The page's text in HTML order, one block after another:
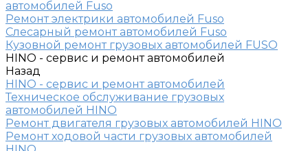
автомобилей Fuso
Ремонт электрики автомобилей Fuso
Слесарный ремонт автомобилей Fuso
Кузовной ремонт грузовых автомобилей FUSO
HINO - сервис и ремонт автомобилей
Назад
HINO - сервис и ремонт автомобилей
Техническое обслуживание грузовых
автомобилей HINO
Ремонт двигателя грузовых автомобилей HINO
Ремонт ходовой части грузовых автомобилей